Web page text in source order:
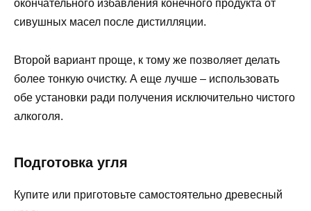
окончательного избавления конечного продукта от
сивушных масел после дистилляции.
Второй вариант проще, к тому же позволяет делать
более тонкую очистку. А еще лучше – использовать
обе установки ради получения исключительно чистого
алкоголя.
Подготовка угля
Купите или приготовьте самостоятельно древесный